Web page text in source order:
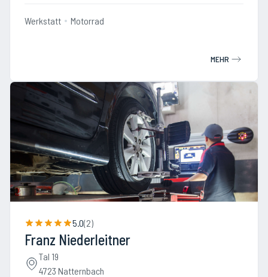
Werkstatt Motorrad
MEHR
5.0(2)
Franz Niederleitner
Tal 19
4723 Natternbach